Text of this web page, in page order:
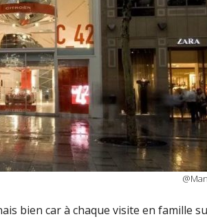
bien car à chaque visite en famille